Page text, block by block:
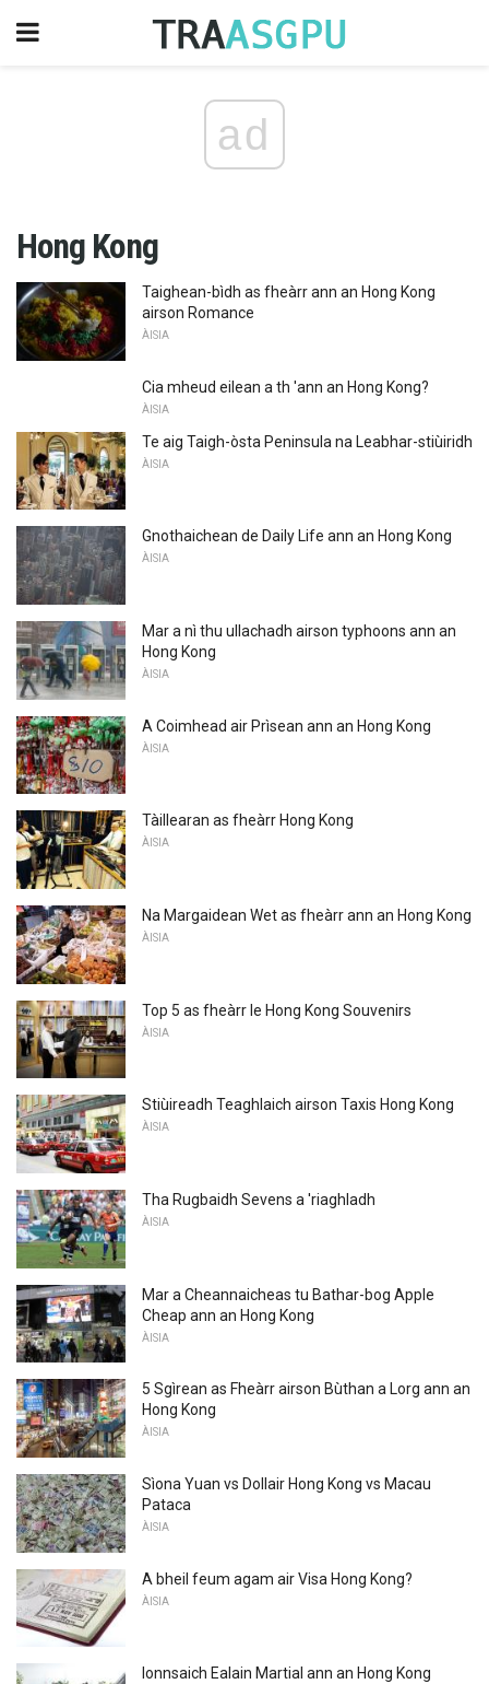
ad
Hong Kong
Taighean-bìdh as fheàrr ann an Hong Kong
airson Romance
ÀISIA
Cia mheud eilean a th 'ann an Hong Kong?
ÀISIA
Te aig Taigh-òsta Peninsula na Leabhar-stiùiridh
ÀISIA
Gnothaichean de Daily Life ann an Hong Kong
ÀISIA
Mar a nì thu ullachadh airson typhoons ann an
Hong Kong
ÀISIA
A Coimhead air Prìsean ann an Hong Kong
ÀISIA
Tàillearan as fheàrr Hong Kong
ÀISIA
Na Margaidean Wet as fheàrr ann an Hong Kong
ÀISIA
Top 5 as fheàrr le Hong Kong Souvenirs
ÀISIA
Stiùireadh Teaghlaich airson Taxis Hong Kong
ÀISIA
Tha Rugbaidh Sevens a 'riaghladh
ÀISIA
Mar a Cheannaicheas tu Bathar-bog Apple
Cheap ann an Hong Kong
ÀISIA
5 Sgìrean as Fheàrr airson Bùthan a Lorg ann an
Hong Kong
ÀISIA
Sìona Yuan vs Dollair Hong Kong vs Macau
Pataca
ÀISIA
A bheil feum agam air Visa Hong Kong?
ÀISIA
Ionnsaich Ealain Martial ann an Hong Kong